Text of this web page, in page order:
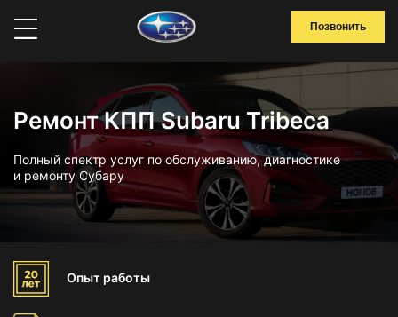
Позвонить
Ремонт КПП Subaru Tribeca
Полный спектр услуг по обслуживанию, диагностике
и ремонту Субару
Опыт работы